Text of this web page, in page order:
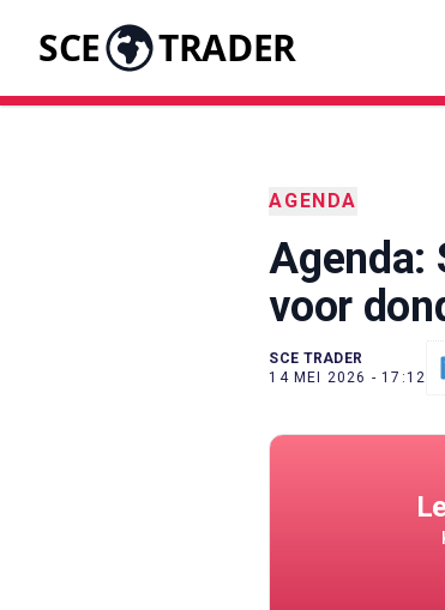
SCE TRADER
AGENDA
Agenda:
voor
SCE TRADER
14 MEI 2026 - 17:12